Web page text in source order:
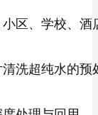
区、学校、
洗超纯水的预